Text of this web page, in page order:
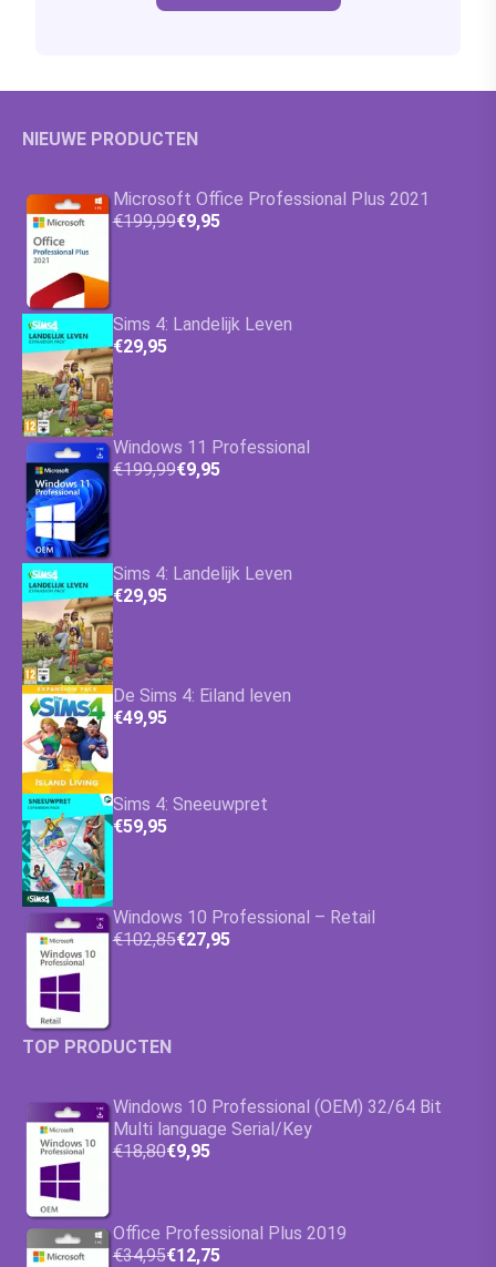
NIEUWE PRODUCTEN
Microsoft Office Professional Plus 2021
€199,99€9,95
Sims 4: Landelijk Leven
€29,95
Windows 11 Professional
€199,99€9,95
Sims 4: Landelijk Leven
€29,95
De Sims 4: Eiland leven
€49,95
Sims 4: Sneeuwpret
€59,95
Windows 10 Professional – Retail
€102,85€27,95
TOP PRODUCTEN
Windows 10 Professional (OEM) 32/64 Bit
Multi language Serial/Key
€18,80€9,95
Office Professional Plus 2019
€34,95€12,75